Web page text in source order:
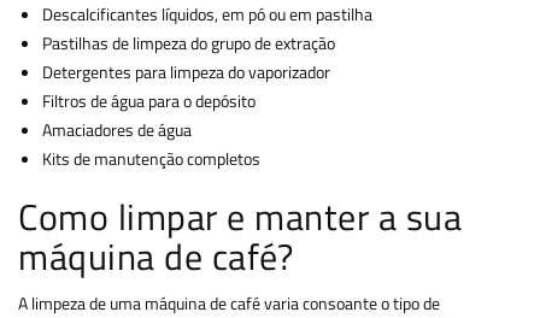
Descalcificantes líquidos, em pó ou em pastilha
Pastilhas de limpeza do grupo de extração
Detergentes para limpeza do vaporizador
Filtros de água para o depósito
Amaciadores de água
Kits de manutenção completos
Como limpar e manter a sua
máquina de café?
A limpeza de uma máquina de café varia consoante o tipo de